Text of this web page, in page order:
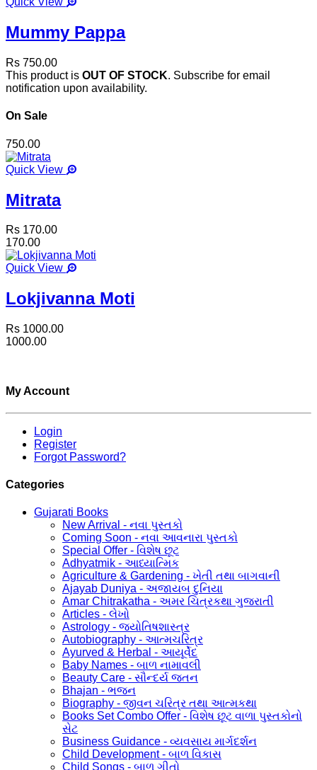
Mummy Pappa
Rs 750.00
This product is OUT OF STOCK. Subscribe for email
notification upon availability.
On Sale
750.00
Quick View
Mitrata
Rs 170.00
170.00
Quick View
Lokjivanna Moti
Rs 1000.00
1000.00
My Account
Login
Register
Forgot Password?
Categories
Gujarati Books
New Arrival - નવા પુસ્તકો
Coming Soon - નવા આવનારા પુસ્તકો
Special Offer - વિશેષ છૂટ
Adhyatmik - આધ્યાત્મિક
Agriculture & Gardening - ખેતી તથા બાગવાની
Ajayab Duniya - અજાયબ દુનિયા
Amar Chitrakatha - અમર ચિત્રકથા ગુજરાતી
Articles - લેખો
Astrology - જ્યોતિષશાસ્ત્ર
Autobiography - આત્મચરિત્ર
Ayurved & Herbal - આયૂર્વેદ
Baby Names - બાળ નામાવલી
Beauty Care - સૌન્દર્ય જતન
Bhajan - ભજન
Biography - જીવન ચરિત્ર તથા આત્મકથા
Books Set Combo Offer - વિશેષ છૂટ વાળા પુસ્તકોનો
સેટ
Business Guidance - વ્યવસાય માર્ગદર્શન
Child Development - બાળ વિકાસ
Child Songs - બાળ ગીતો